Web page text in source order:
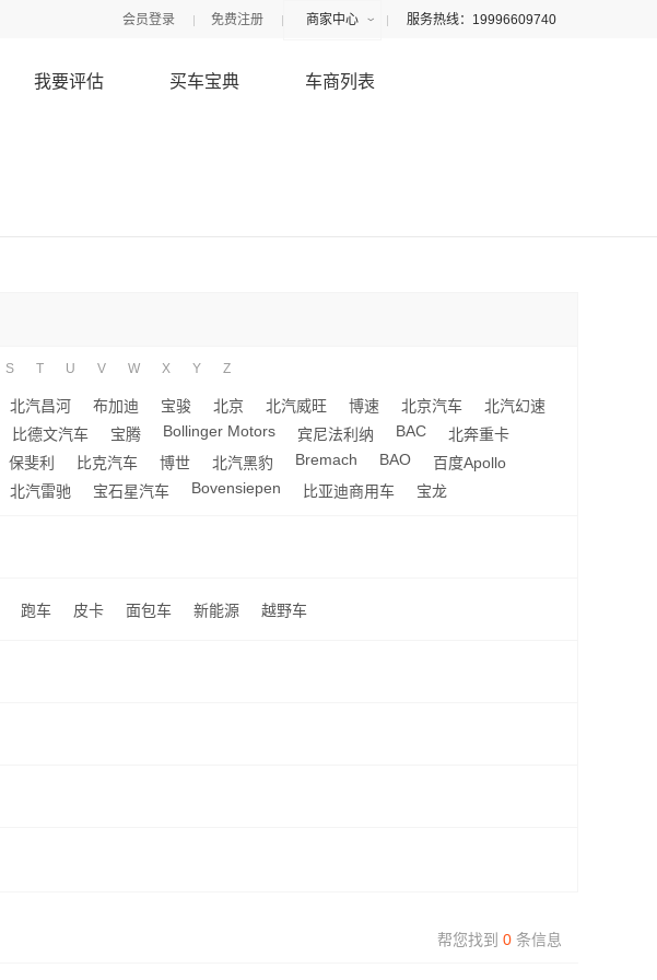
会员登录 免费注册 商家中心 服务热线：19996609740
我要评估 买车宝典 车商列表
S T U V W X Y Z
北汽昌河 布加迪 宝骏 北京 北汽威旺 博速 北京汽车
北汽幻速
比德文汽车 宝腾 Bollinger Motors 宾尼法利纳 BAC
北奔重卡
保斐利 比克汽车 博世 北汽黑豹 Bremach BAO
百度Apollo
北汽雷驰 宝石星汽车 Bovensiepen 比亚迪商用车 宝龙
跑车 皮卡 面包车 新能源 越野车
帮您找到 0 条信息